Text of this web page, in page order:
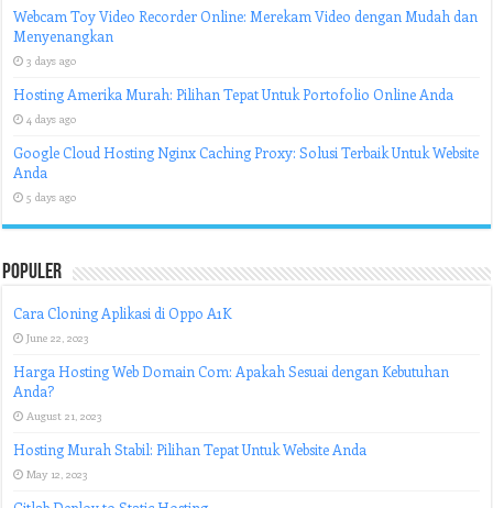
Webcam Toy Video Recorder Online: Merekam Video dengan Mudah dan
Menyenangkan
3 days ago
Hosting Amerika Murah: Pilihan Tepat Untuk Portofolio Online Anda
4 days ago
Google Cloud Hosting Nginx Caching Proxy: Solusi Terbaik Untuk Website
Anda
5 days ago
Populer
Cara Cloning Aplikasi di Oppo A1K
June 22, 2023
Harga Hosting Web Domain Com: Apakah Sesuai dengan Kebutuhan
Anda?
August 21, 2023
Hosting Murah Stabil: Pilihan Tepat Untuk Website Anda
May 12, 2023